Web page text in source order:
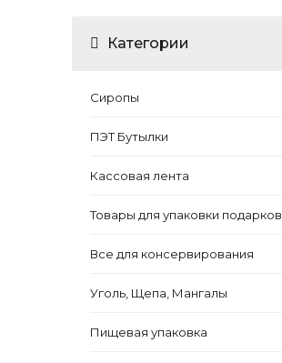
Категории
Сиропы
ПЭТ Бутылки
Кассовая лента
Товары для упаковки подарков
Все для консервирования
Уголь, Щепа, Мангалы
Пищевая упаковка